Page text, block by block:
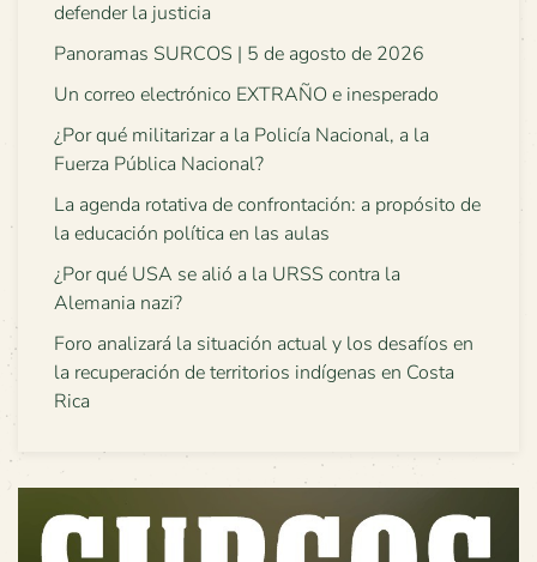
defender la justicia
Panoramas SURCOS | 5 de agosto de 2026
Un correo electrónico EXTRAÑO e inesperado
¿Por qué militarizar a la Policía Nacional, a la
Fuerza Pública Nacional?
La agenda rotativa de confrontación: a propósito de
la educación política en las aulas
¿Por qué USA se alió a la URSS contra la
Alemania nazi?
Foro analizará la situación actual y los desafíos en
la recuperación de territorios indígenas en Costa
Rica